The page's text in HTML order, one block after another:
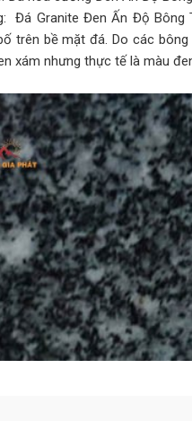
Đá Granite Đen Ấn Độ Bông
trên bề mặt đá. Do các
xám nhưng thực tế là màu